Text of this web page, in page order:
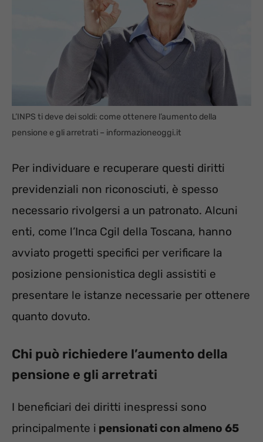
L’INPS ti deve dei soldi: come ottenere l’aumento della
pensione e gli arretrati – informazioneoggi.it
Per individuare e recuperare questi diritti
previdenziali non riconosciuti, è spesso
necessario rivolgersi a un patronato. Alcuni
enti, come l’Inca Cgil della Toscana, hanno
avviato progetti specifici per verificare la
posizione pensionistica degli assistiti e
presentare le istanze necessarie per ottenere
quanto dovuto.
Chi può richiedere l’aumento della
pensione e gli arretrati
I beneficiari dei diritti inespressi sono
principalmente i pensionati con almeno 65